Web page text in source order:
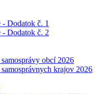
Dodatok č. 1
- Dodatok č. 2
obcí 2026
krajov 2026